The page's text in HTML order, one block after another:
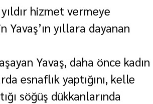
hizmet vermeye
yıllara dayanan
Yavaş, daha önce kadın
esnaflık yaptığını, kelle
söğüş dükkanlarında